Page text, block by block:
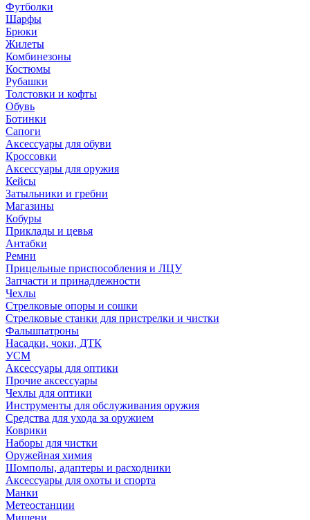
Футболки
Шарфы
Брюки
Жилеты
Комбинезоны
Костюмы
Рубашки
Толстовки и кофты
Обувь
Ботинки
Сапоги
Аксессуары для обуви
Кроссовки
Аксессуары для оружия
Кейсы
Затыльники и гребни
Магазины
Кобуры
Приклады и цевья
Антабки
Ремни
Прицельные приспособления и ЛЦУ
Запчасти и принадлежности
Чехлы
Стрелковые опоры и сошки
Стрелковые станки для пристрелки и чистки
Фальшпатроны
Насадки, чоки, ДТК
УСМ
Аксессуары для оптики
Прочие аксессуары
Чехлы для оптики
Инструменты для обслуживания оружия
Средства для ухода за оружием
Коврики
Наборы для чистки
Оружейная химия
Шомполы, адаптеры и расходники
Аксессуары для охоты и спорта
Манки
Метеостанции
Мишени